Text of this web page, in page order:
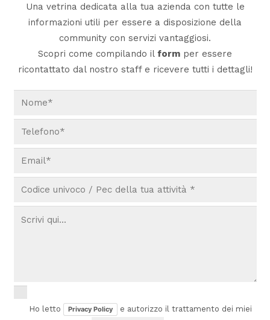
Una vetrina dedicata alla tua azienda con tutte le
informazioni utili per essere a disposizione della
community con servizi vantaggiosi.
Scopri come compilando il form per essere
ricontattato dal nostro staff e ricevere tutti i dettagli!
Ho letto Privacy Policy
e autorizzo il trattamento dei miei